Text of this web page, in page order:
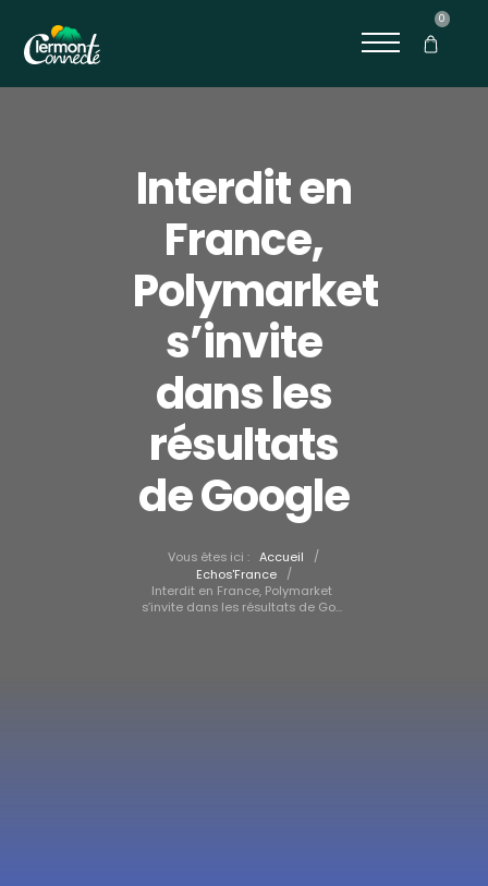
0
Interdit en
France,
Polymarket
s’invite
dans les
résultats
de Google
Vous êtes ici : Accueil
/
Echos'France
/
Interdit en France, Polymarket
s’invite dans les résultats de Go...